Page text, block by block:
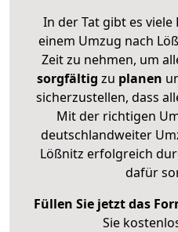
In der Tat gibt es
einem Umzug nach
Zeit zu nehmen, um
sorgfältig zu planen
sicherzustellen, dass
Mit der richtigen
deutschlandweiter
Lößnitz erfolgreich
dafür
Füllen Sie jetzt das
Sie